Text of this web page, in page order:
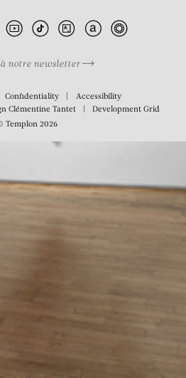
à notre newsletter
Confidentiality
Accessibility
Clémentine Tantet DevelopmentGrid
Templon 2026